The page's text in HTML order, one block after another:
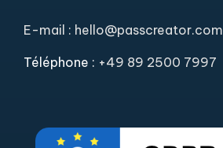
E-mail : hello@passcreator.com
Téléphone : +49 89 2500 7997